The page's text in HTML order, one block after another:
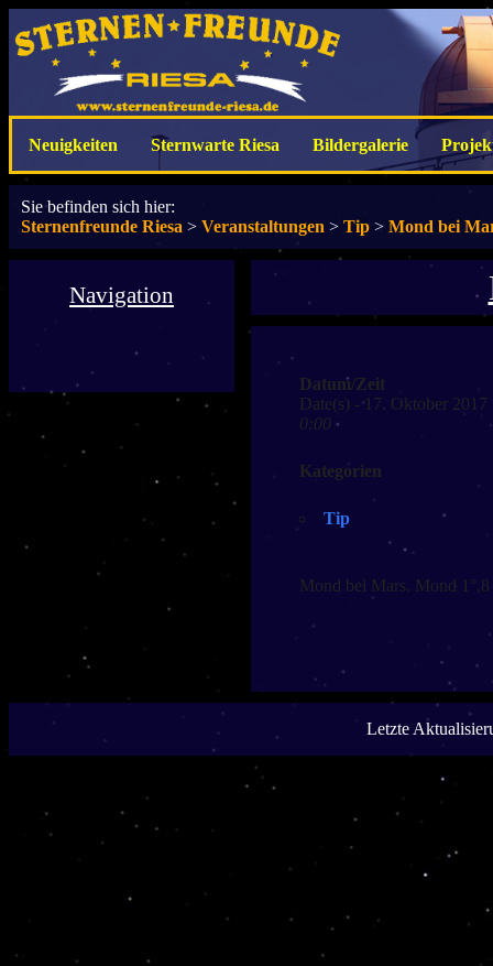
Neuigkeiten Sternwarte Riesa Bildergalerie
Sie befinden sich hier:
Sternenfreunde Riesa > Veranstaltungen > Tip > Mond bei
Navigation
Datum/Zeit
Date(s) - 17. Oktober 2017
0:00
Kategorien
Tip
Mond bei Mars. Mond
Letzte